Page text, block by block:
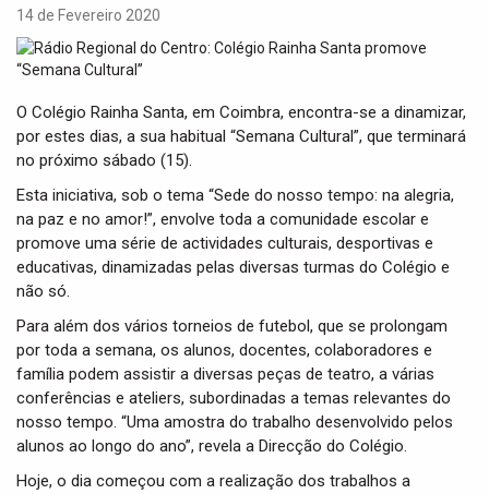
o
n
14 de Fevereiro 2020
O Colégio Rainha Santa, em Coimbra, encontra-se a dinamizar,
por estes dias, a sua habitual “Semana Cultural”, que terminará
no próximo sábado (15).
Esta iniciativa, sob o tema “Sede do nosso tempo: na alegria,
na paz e no amor!”, envolve toda a comunidade escolar e
promove uma série de actividades culturais, desportivas e
educativas, dinamizadas pelas diversas turmas do Colégio e
não só.
Para além dos vários torneios de futebol, que se prolongam
por toda a semana, os alunos, docentes, colaboradores e
família podem assistir a diversas peças de teatro, a várias
conferências e ateliers, subordinadas a temas relevantes do
nosso tempo. “Uma amostra do trabalho desenvolvido pelos
alunos ao longo do ano”, revela a Direcção do Colégio.
Hoje, o dia começou com a realização dos trabalhos a